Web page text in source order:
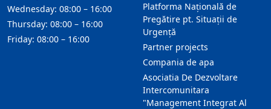
Platforma Națională de
Pregătire pt. Situații de
Urgență
Partner projects
Compania de apa
Asociatia De Dezvoltare
Intercomunitara
"Management Integrat Al
Wednesday: 08:00 – 16:00
Thursday: 08:00 – 16:00
Friday: 08:00 – 16:00